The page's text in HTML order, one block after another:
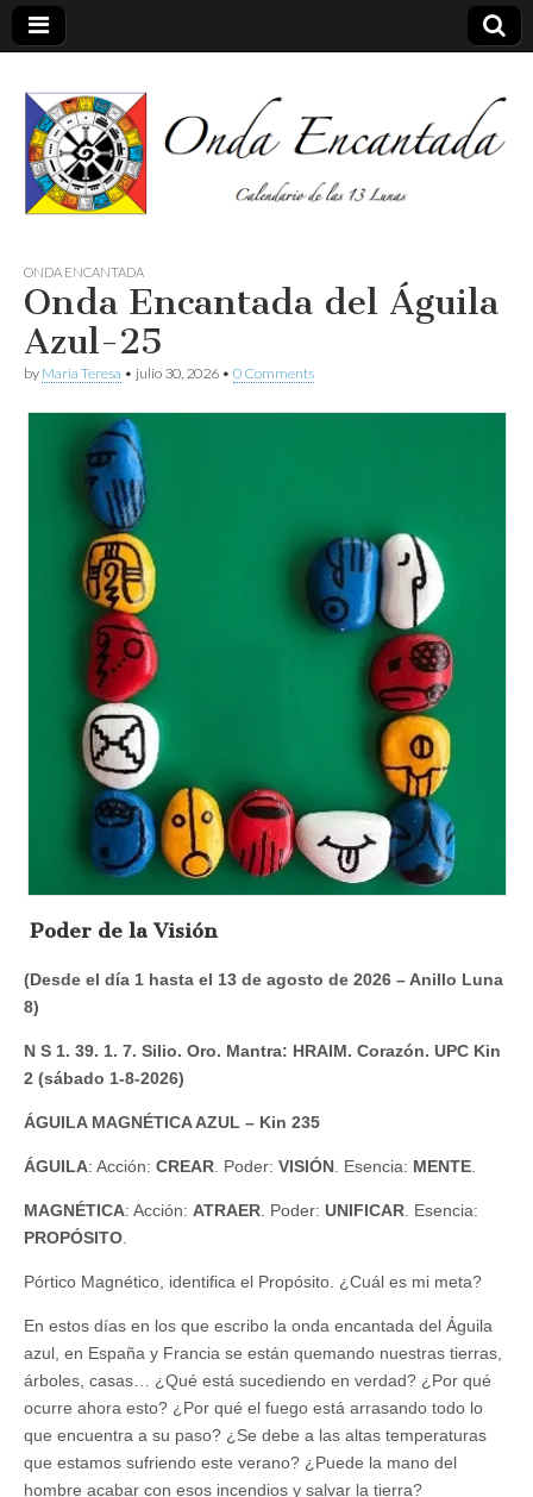
Onda
encantada
ONDA ENCANTADA
Onda Encantada del Águila
Azul-25
by Maria Teresa • julio 30, 2026 • 0 Comments
Poder de la Visión
(Desde el día 1 hasta el 13 de agosto de 2026 – Anillo Luna
8)
N S 1. 39. 1. 7. Silio. Oro. Mantra: HRAIM. Corazón. UPC Kin
2 (sábado 1-8-2026)
ÁGUILA MAGNÉTICA AZUL – Kin 235
ÁGUILA: Acción: CREAR. Poder: VISIÓN. Esencia: MENTE.
MAGNÉTICA: Acción: ATRAER. Poder: UNIFICAR. Esencia:
PROPÓSITO.
Pórtico Magnético, identifica el Propósito. ¿Cuál es mi meta?
En estos días en los que escribo la onda encantada del Águila
azul, en España y Francia se están quemando nuestras tierras,
árboles, casas… ¿Qué está sucediendo en verdad? ¿Por qué
ocurre ahora esto? ¿Por qué el fuego está arrasando todo lo
que encuentra a su paso? ¿Se debe a las altas temperaturas
que estamos sufriendo este verano? ¿Puede la mano del
hombre acabar con esos incendios y salvar la tierra?